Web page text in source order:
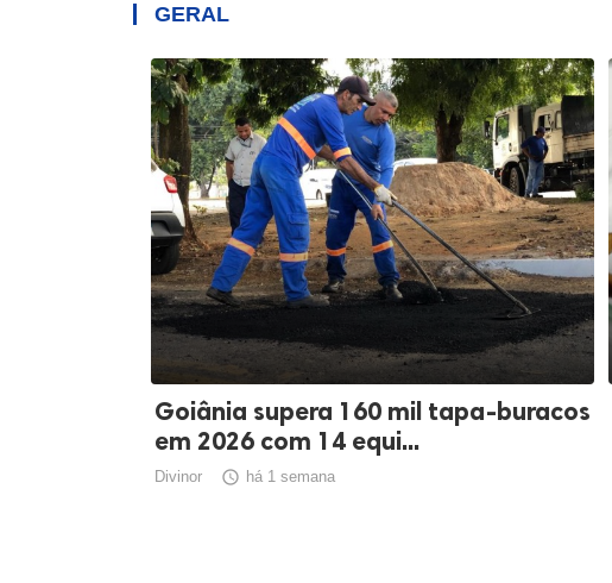
GERAL
Goiânia supera 160 mil tapa-buracos
em 2026 com 14 equi...
Divinor  há 1 semana